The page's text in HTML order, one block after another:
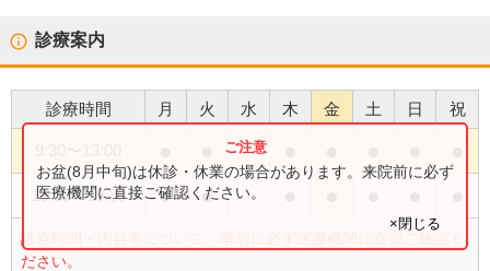
診療案内
診療時間 月 火 水 木 金 土 日 祝
15:00〜19:30 ● ●
診療時間・内容等について、事前に必ず医療機関に直接ご確認く
ださい。
お盆(8月中旬)は休診・休業の場合があります。来院前に必ず
医療機関に直接ご確認ください。
×閉じる